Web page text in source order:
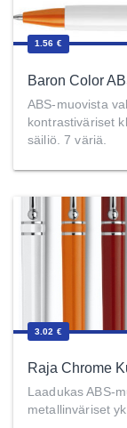
1.56 €
Baron Color
ABS-muovista
kontrastiväriset
säiliö. 7 väriä.
3.02 €
Raja Chrome
Laadukas ABS-
metallinväriset